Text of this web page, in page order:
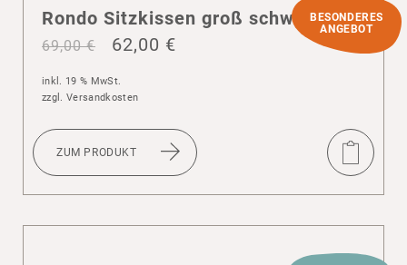
Rondo Sitz­kissen groß schwarzBESONDERES
ANGEBOT
69,00€ 62,00 €
inkl. 19 % MwSt.
zzgl. Versandkosten
ZUM PRODUKT